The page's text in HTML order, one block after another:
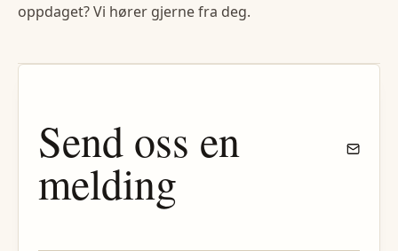
oppdaget? Vi hører gjerne fra deg.
Send oss en
melding